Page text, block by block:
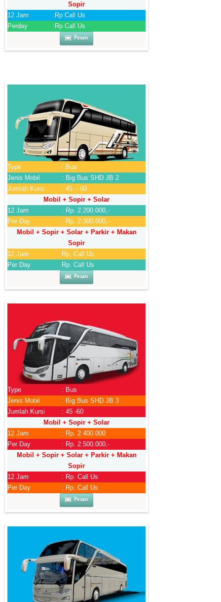
Sopir
12 Jam
:Rp Call Us
Perday
:Rp Call Us
Pesan
Type
: Bus
Jenis Mobil
: Big Bus SHD JB 2
Jumlah Kursi
: 45 – 60
Mobil + Sopir + Solar
12 Jam
: Rp. 2.200.000,-
Per Day
: Rp. 2.300.000,-
Mobil + Sopir + Solar + Parkir + Makan
Sopir
12 Jam
Rp. Call Us
Per Day
Rp. Call Us
Pesan
Type
: Bus
Jenis Mobil
: Big Bus SHD JB 3
Jumlah Kursi
: 45 -60
Mobil + Sopir + Solar
12 Jam
: Rp. 2.400.000
Per Day
: Rp. 2.500.000,-
Mobil + Sopir + Solar + Parkir + Makan
Sopir
12 Jam
: Rp. Call Us
Per Day
: Rp. Call Us
Pesan